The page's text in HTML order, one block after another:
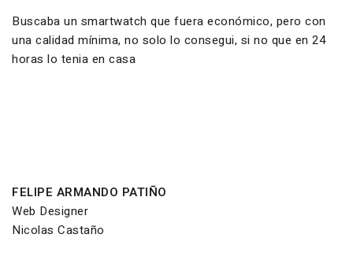
Buscaba un smartwatch que fuera económico, pero con
una calidad mínima, no solo lo consegui, si no que en 24
horas lo tenia en casa
FELIPE ARMANDO PATIÑO
Web Designer
Nicolas Castaño